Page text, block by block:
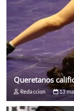
Queretanos
Redaccion 13